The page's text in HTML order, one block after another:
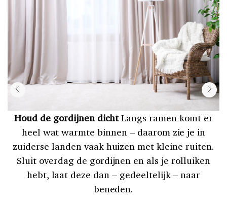
Houd de gordijnen dichtLangs ramen komt er
heel wat warmte binnen – daarom zie je in
zuiderse landen vaak huizen met kleine ruiten.
Sluit overdag de gordijnen en als je rolluiken
hebt, laat deze dan – gedeeltelijk – naar
beneden.